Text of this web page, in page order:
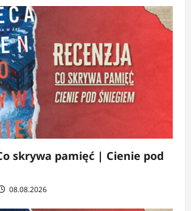
Co skrywa pamięć | Cienie pod
08.08.2026